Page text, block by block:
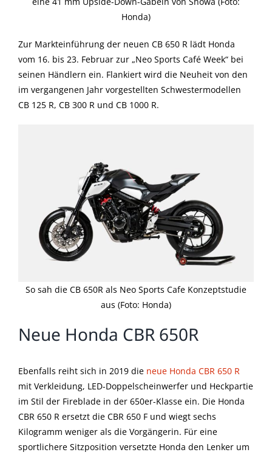
Honda)
Zur Markteinführung der neuen CB 650 R lädt Honda
vom 16. bis 23. Februar zur „Neo Sports Café Week“ bei
seinen Händlern ein. Flankiert wird die Neuheit von den
im vergangenen Jahr vorgestellten Schwestermodellen
CB 125 R, CB 300 R und CB 1000 R.
So sah die CB 650R als Neo Sports Cafe Konzeptstudie
aus (Foto: Honda)
Neue Honda CBR 650R
Ebenfalls reiht sich in 2019 die neue Honda CBR 650 R
mit Verkleidung, LED-Doppelscheinwerfer und Heckpartie
im Stil der Fireblade in der 650er-Klasse ein. Die Honda
CBR 650 R ersetzt die CBR 650 F und wiegt sechs
Kilogramm weniger als die Vorgängerin. Für eine
sportlichere Sitzposition versetzte Honda den Lenker um